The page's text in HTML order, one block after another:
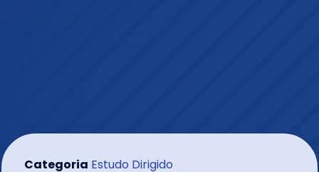
Categoria Estudo Dirigido